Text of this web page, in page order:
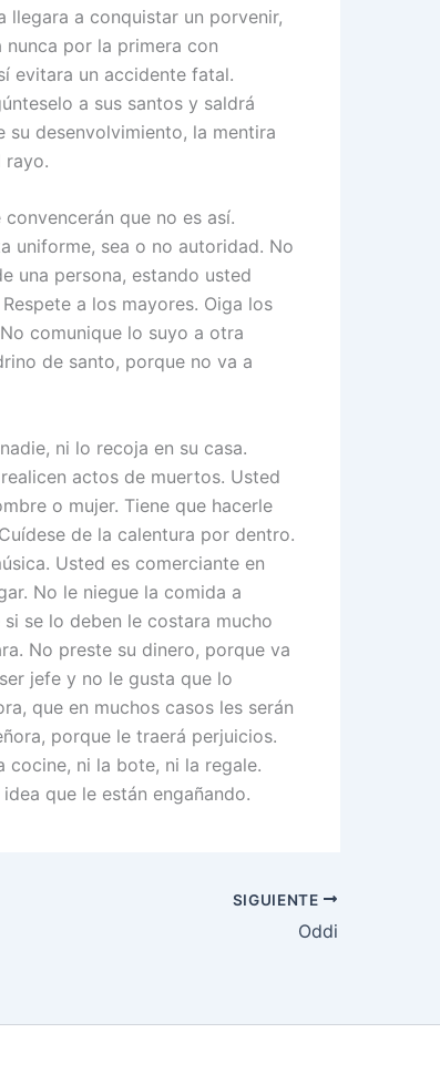
a conquistar un porvenir,
por la primera con
evitara un accidente fatal.
a sus santos y saldrá
su desenvolvimiento, la mentira
rayo.
que no es así.
uniforme, sea o no autoridad. No
una persona, estando usted
a los mayores. Oiga los
comunique lo suyo a otra
de santo, porque no va a
ni lo recoja en su casa.
actos de muertos. Usted
o mujer. Tiene que hacerle
de la calentura por dentro.
Usted es comerciante en
No le niegue la comida a
se lo deben le costara mucho
No preste su dinero, porque va
jefe y no le gusta que lo
que en muchos casos les serán
porque le traerá perjuicios.
cocine, ni la bote, ni la regale.
que le están engañando.
SIGUIENTE
Oddi